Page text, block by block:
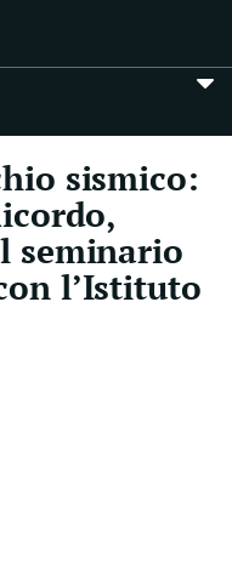
sismico:
seminario
l’Istituto